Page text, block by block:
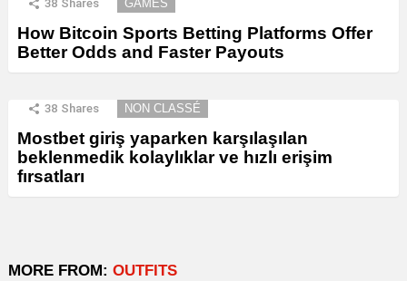
38 Shares GAMES
How Bitcoin Sports Betting Platforms Offer
Better Odds and Faster Payouts
38 Shares NON CLASSÉ
Mostbet giriş yaparken karşılaşılan
beklenmedik kolaylıklar ve hızlı erişim
fırsatları
MORE FROM: OUTFITS